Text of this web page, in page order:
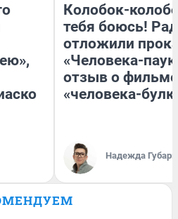
Колобок-
тебя боюсь!
отложили
«Человека-
отзыв о
«человека-
Надежда Губарь